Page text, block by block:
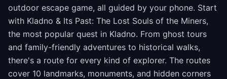
outdoor escape game, all guided by your phone. Start
with Kladno & Its Past: The Lost Souls of the Miners,
the most popular quest in Kladno. From ghost tours
and family-friendly adventures to historical walks,
there's a route for every kind of explorer. The routes
cover 10 landmarks, monuments, and hidden corners